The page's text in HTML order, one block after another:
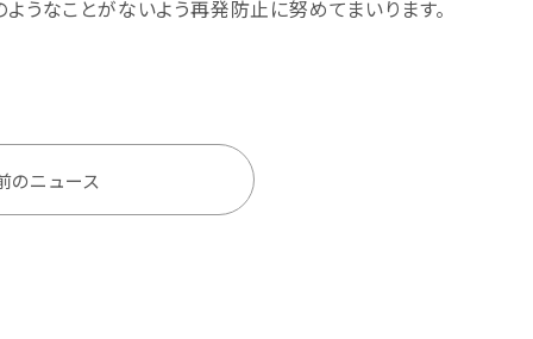
ようなことがないよう再発防止に努めてまいります。
のニュース